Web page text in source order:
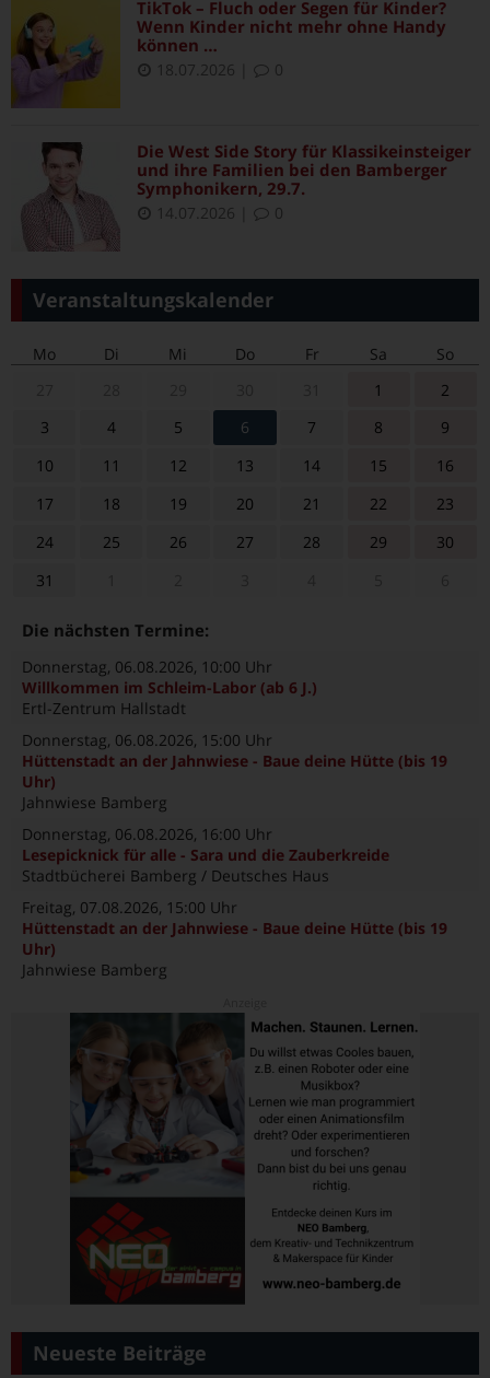
TikTok – Fluch oder Segen für Kinder?
Wenn Kinder nicht mehr ohne Handy
können …
18.07.2026 0
Die West Side Story für Klassikeinsteiger
und ihre Familien bei den Bamberger
Symphonikern, 29.7.
14.07.2026 0
Veranstaltungskalender
Mo Di Mi Do Fr Sa
So
1
2
3
4 5 6 7 8
9
10
11 12 13 14 15
16
17
18 19 20 21 22
23
24
25 26 27 28 29
30
31
Die nächsten Termine:
Donnerstag, 06.08.2026, 10:00 Uhr
Willkommen im Schleim-Labor (ab 6 J.)
Ertl-Zentrum Hallstadt
Donnerstag, 06.08.2026, 15:00 Uhr
Hüttenstadt an der Jahnwiese - Baue deine Hütte (bis 19
Uhr)
Jahnwiese Bamberg
Donnerstag, 06.08.2026, 16:00 Uhr
Lesepicknick für alle - Sara und die Zauberkreide
Stadtbücherei Bamberg / Deutsches Haus
Freitag, 07.08.2026, 15:00 Uhr
Hüttenstadt an der Jahnwiese - Baue deine Hütte (bis 19
Uhr)
Jahnwiese Bamberg
Neueste Beiträge